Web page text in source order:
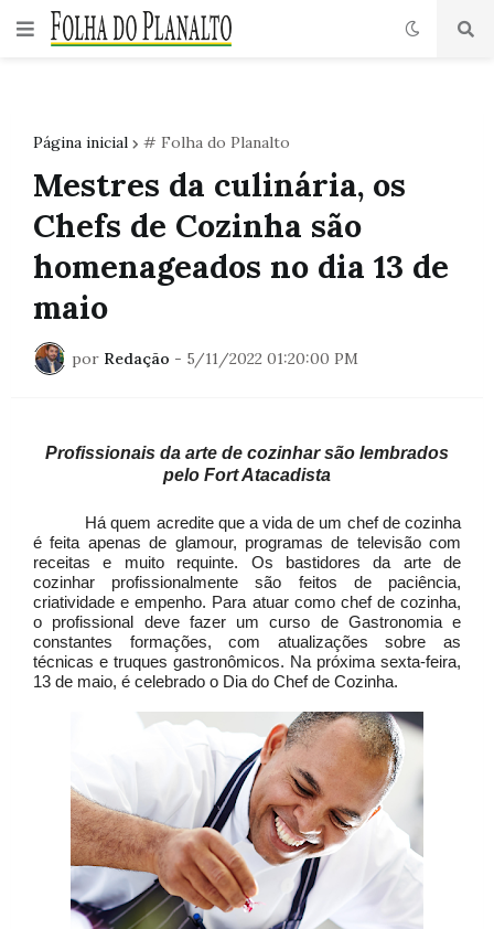
Página inicial # Folha do Planalto
Mestres da culinária, os
Chefs de Cozinha são
homenageados no dia 13 de
maio
por Redação - 5/11/2022 01:20:00 PM
Profissionais da arte de cozinhar são lembrados
pelo Fort Atacadista
Há quem acredite que a vida de um chef de cozinha
é feita apenas de glamour, programas de televisão com
receitas e muito requinte. Os bastidores da arte de
cozinhar profissionalmente são feitos de paciência,
criatividade e empenho. Para atuar como chef de cozinha,
o profissional deve fazer um curso de Gastronomia e
constantes formações, com atualizações sobre as
técnicas e truques gastronômicos. Na próxima sexta-feira,
13 de maio, é celebrado o Dia do Chef de Cozinha.